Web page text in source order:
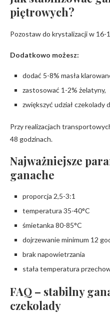
piętrowych?
Pozostaw do krystalizacji w 16-
Dodatkowo możesz:
dodać 5-8% masła
zastosować 1-2% żelatyny,
zwiększyć udział czekolady
Przy realizacjach
48 godzinach.
Najważniejsze
ganache
proporcja 2,5-3:1
temperatura 35-40°C
śmietanka 80-85°C
dojrzewanie minimum 12
brak napowietrzania
stała temperatura
FAQ – stabilny
czekolady